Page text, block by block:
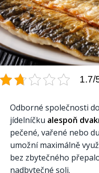
1.7/
Odborné společnosti
jídelníčku alespoň
pečené, vařené nebo
umožní maximálně
bez zbytečného
nadbytečné soli.